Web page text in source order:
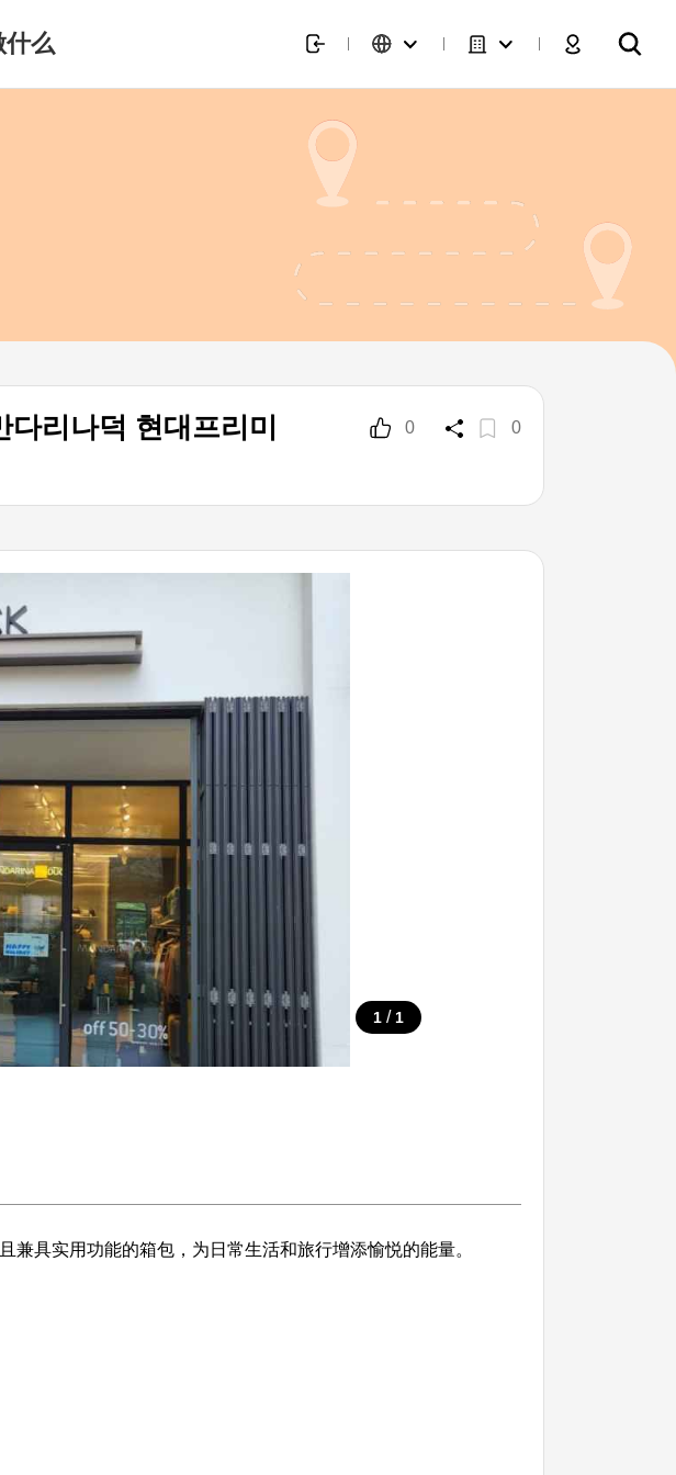
什么
리나덕 현대프리미
0 0
1 / 1
兼具实用功能的箱包，为日常生活和旅行增添愉悦的能量。